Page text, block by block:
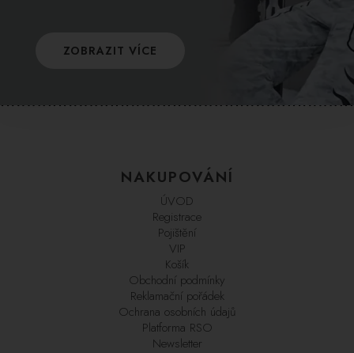
ZOBRAZIT VÍCE
NAKUPOVÁNÍ
ÚVOD
Registrace
Pojištění
VIP
Košík
Obchodní podmínky
Reklamační pořádek
Ochrana osobních údajů
Platforma RSO
Newsletter